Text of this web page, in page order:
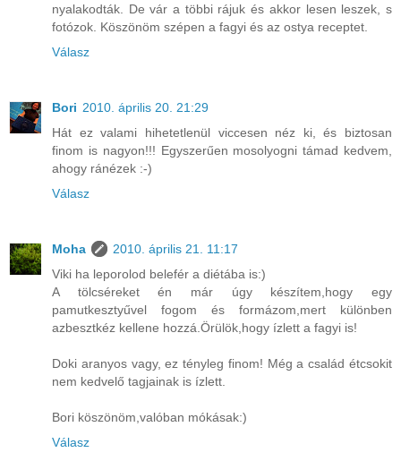
nyalakodták. De vár a többi rájuk és akkor lesen leszek, s
fotózok. Köszönöm szépen a fagyi és az ostya receptet.
Válasz
Bori 2010. április 20. 21:29
Hát ez valami hihetetlenül viccesen néz ki, és biztosan
finom is nagyon!!! Egyszerűen mosolyogni támad kedvem,
ahogy ránézek :-)
Válasz
Moha
2010. április 21. 11:17
Viki ha leporolod belefér a diétába is:)
A tölcséreket én már úgy készítem,hogy egy
pamutkesztyűvel fogom és formázom,mert különben
azbesztkéz kellene hozzá.Örülök,hogy ízlett a fagyi is!
Doki aranyos vagy, ez tényleg finom! Még a család étcsokit
nem kedvelő tagjainak is ízlett.
Bori köszönöm,valóban mókásak:)
Válasz